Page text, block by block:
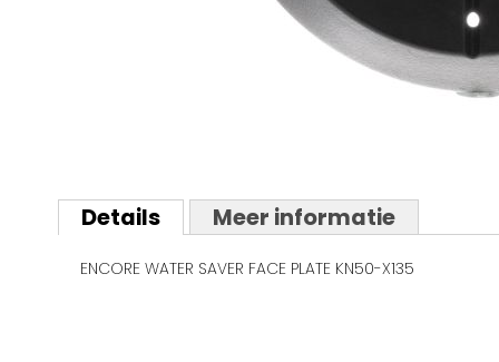
naar
het
van
Details
ENCORE WATER SAVER FACE PLATE KN50-X135
Meer informatie